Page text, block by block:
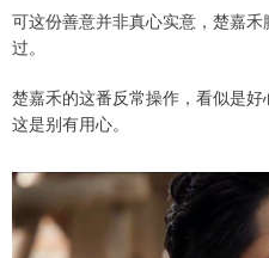
可这份善意并非真心实意，楚嘉
过。
楚嘉禾的这番反常操作，看似是
这是别有用心。